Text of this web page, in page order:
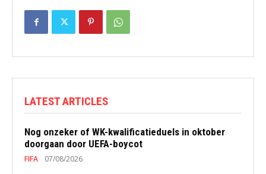
LATEST ARTICLES
Nog onzeker of WK-kwalificatieduels in oktober
doorgaan door UEFA-boycot
FIFA 07/08/2026